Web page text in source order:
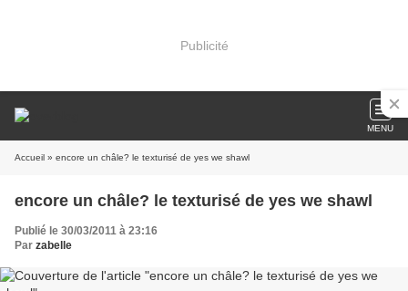
Publicité
MENU
Accueil » encore un châle? le texturisé de yes we shawl
encore un châle? le texturisé de yes we shawl
Publié le 30/03/2011 à 23:16
Par zabelle